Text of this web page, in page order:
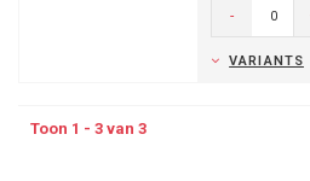
-
VARIANTS
Toon 1 - 3 van 3